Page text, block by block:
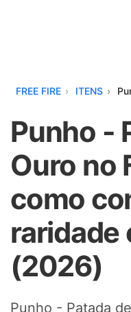
FREE FIRE ITENS
Punho -
Ouro no
como
raridade
(2026)
Punho - Patada